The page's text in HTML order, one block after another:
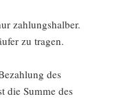
zahlungshalber.
zu tragen.
des
die Summe des